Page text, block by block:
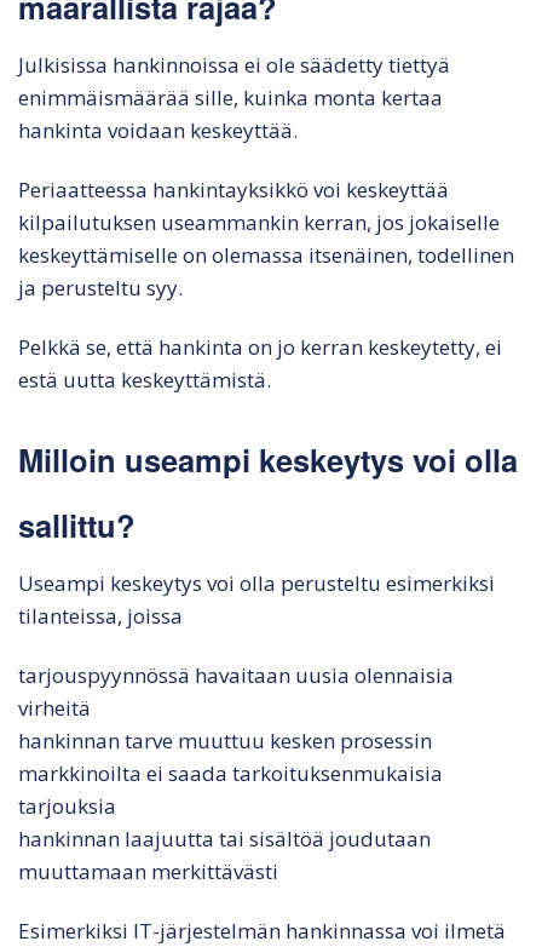
Julkisissa hankinnoissa ei ole säädetty tiettyä
enimmäismäärää sille, kuinka monta kertaa
hankinta voidaan keskeyttää.
Periaatteessa hankintayksikkö voi keskeyttää
kilpailutuksen useammankin kerran, jos jokaiselle
keskeyttämiselle on olemassa itsenäinen, todellinen
ja perusteltu syy.
Pelkkä se, että hankinta on jo kerran keskeytetty, ei
estä uutta keskeyttämistä.
Milloin useampi keskeytys voi olla
sallittu?
Useampi keskeytys voi olla perusteltu esimerkiksi
tilanteissa, joissa
tarjouspyynnössä havaitaan uusia olennaisia
virheitä
hankinnan tarve muuttuu kesken prosessin
markkinoilta ei saada tarkoituksenmukaisia
tarjouksia
hankinnan laajuutta tai sisältöä joudutaan
muuttamaan merkittävästi
Esimerkiksi IT-järjestelmän hankinnassa voi ilmetä